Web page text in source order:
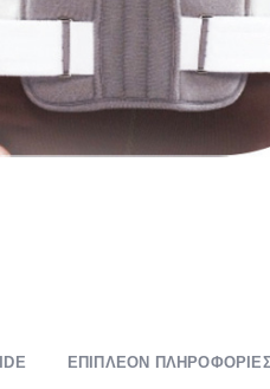
ΕΠΙΠΛΈΟΝ ΠΛΗΡΟΦΟΡΊΕΣ